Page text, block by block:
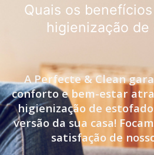
Quais os
higienização
A Perfecte & Clean
conforto e bem-estar
higienização de
versão da sua casa!
satisfação de